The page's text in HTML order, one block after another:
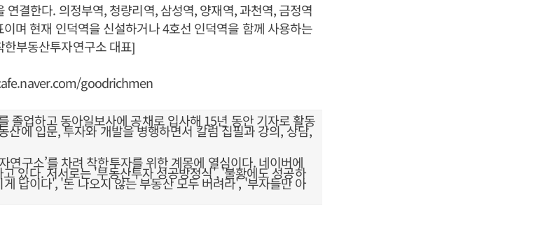
연결한다. 의정부역, 청량리역, 삼성역, 양재역, 과천역, 금정역
며 현재 인덕역을 신설하거나 4호선 인덕역을 함께 사용하는
부동산투자연구소 대표]
goodrichmen
졸업하고 동아일보사에 공채로 입사해 15년 동안 기자로 활동
산에 입문, 투자와 개발을 병행하면서 칼럼 집필과 강의, 상담,
연구소’를 차려 착한투자를 위한 계몽에 열심이다. 네이버에
고 있다. 저서로는 '부동산투자 성공방정식', '불황에도 성공하
답이다', '돈 나오지 않는 부동산 모두 버려라', '부자들만 아